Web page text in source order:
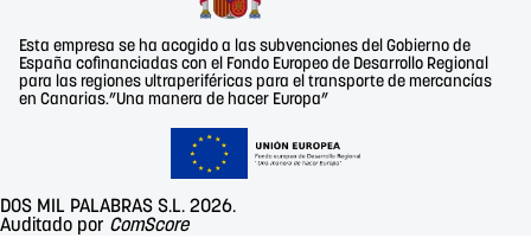
Esta empresa se ha acogido a las subvenciones del Gobierno de
España cofinanciadas con el Fondo Europeo de Desarrollo Regional
para las regiones ultraperiféricas para el transporte de mercancías
en Canarias.”Una manera de hacer Europa”
DOS MIL PALABRAS S.L. 2026.
Auditado por ComScore